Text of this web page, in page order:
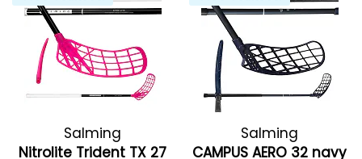
Salming
Nitrolite Trident TX 27
Salming
CAMPUS AERO 32 navy